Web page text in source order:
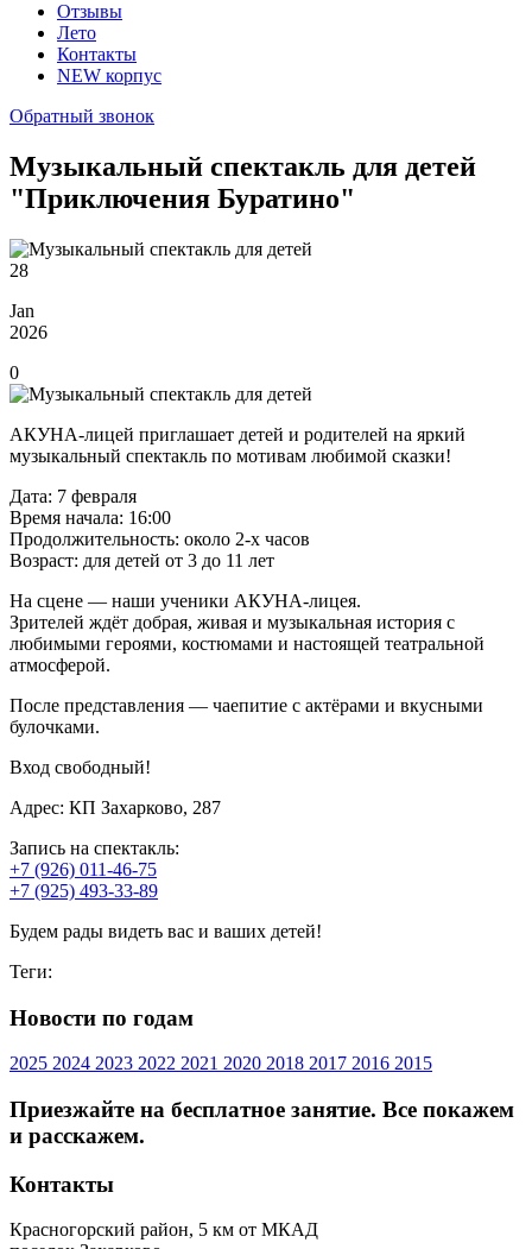
Отзывы
Лето
Контакты
NEW корпус
Обратный звонок
Музыкальный спектакль для детей
"Приключения Буратино"
28
Jan
2026
0
АКУНА-лицей приглашает детей и родителей на яркий
музыкальный спектакль по мотивам любимой сказки!
Дата: 7 февраля
Время начала: 16:00
Продолжительность: около 2-х часов
Возраст: для детей от 3 до 11 лет
На сцене — наши ученики АКУНА-лицея.
Зрителей ждёт добрая, живая и музыкальная история с
любимыми героями, костюмами и настоящей театральной
атмосферой.
После представления — чаепитие с актёрами и вкусными
булочками.
Вход свободный!
Адрес: КП Захарково, 287
Запись на спектакль:
+7 (926) 011-46-75
+7 (925) 493-33-89
Будем рады видеть вас и ваших детей!
Теги:
Новости по годам
2025 2024 2023 2022 2021 2020 2018 2017 2016 2015
Приезжайте на бесплатное занятие. Все покажем
и расскажем.
Контакты
Красногорский район, 5 км от МКАД